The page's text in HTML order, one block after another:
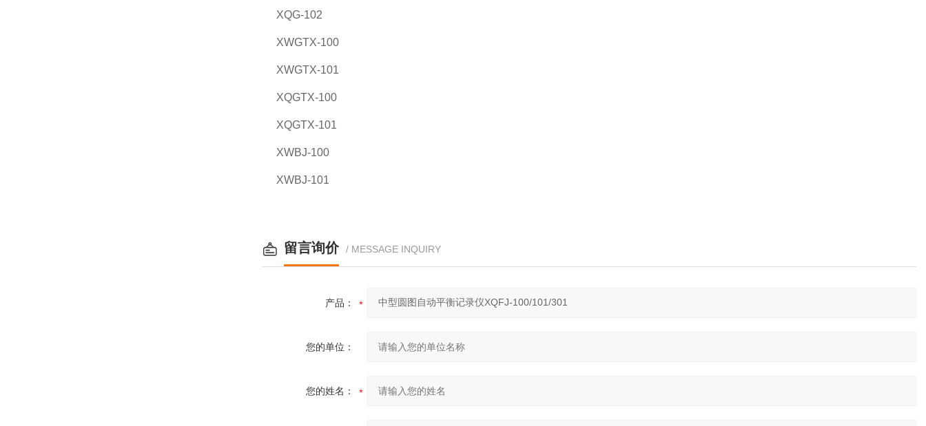
XQG-102
XWGTX-100
XWGTX-101
XQGTX-100
XQGTX-101
XWBJ-100
XWBJ-101
留言询价 / MESSAGE INQUIRY
产品：
您的单位：
您的姓名：